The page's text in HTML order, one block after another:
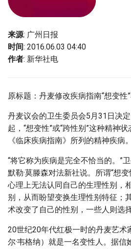
n
s
e
r
c
h
来源: 广州日报
时间: 2016.06.03 04:40
作者: 新华社电
原标题：丹麦修改疾病指南“想变性
丹麦议会的卫生委员会5月31日决
起，“想变性”或“跨性别”这种精神
《临床疾病指南》所列的精神疾病。
“将它称为疾病是完全不恰当的。”
默勒·莫滕森对法新社说。所谓“想
心理上无法认同自己的生理性别，
别，从而盼望变换生理性别特征；
术改变了自己的性别，一些人则选
20世纪20年代红极一时的丹麦艺术
尔·韦格纳）就是一名变性人。据